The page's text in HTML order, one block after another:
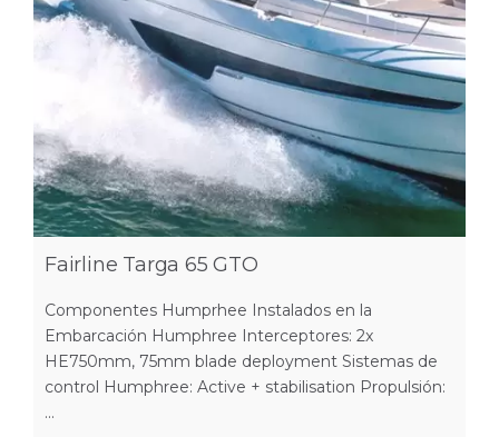
Fairline Targa 65 GTO
Componentes Humprhee Instalados en la
Embarcación Humphree Interceptores: 2x
HE750mm, 75mm blade deployment Sistemas de
control Humphree: Active + stabilisation Propulsión:
...